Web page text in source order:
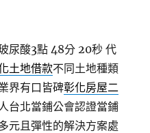
尿酸3點 48分 20秒 代
土地借款不同土地種類
界有口皆碑彰化房屋二
台北當鋪公會認證當鋪
元且彈性的解決方案處